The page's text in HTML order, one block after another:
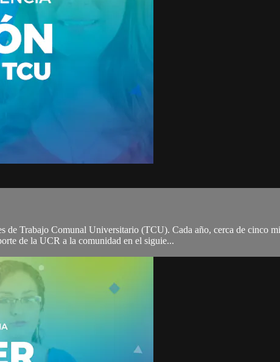
de Trabajo Comunal Universitario (TCU). Cada año, cerca de cinco
de la UCR a la comunidad en el siguie...